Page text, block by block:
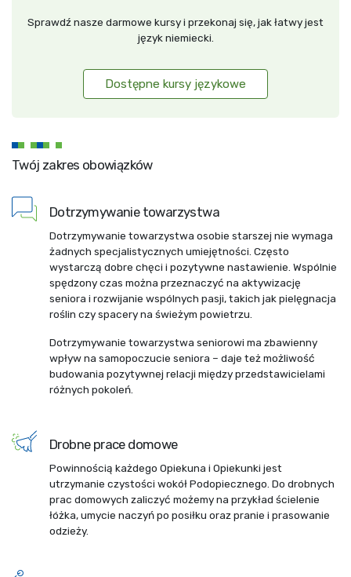
Sprawdź nasze darmowe kursy i przekonaj się, jak łatwy jest
język niemiecki.
Dostępne kursy językowe
Twój zakres obowiązków
Dotrzymywanie towarzystwa
Dotrzymywanie towarzystwa osobie starszej nie wymaga
żadnych specjalistycznych umiejętności. Często
wystarczą dobre chęci i pozytywne nastawienie. Wspólnie
spędzony czas można przeznaczyć na aktywizację
seniora i rozwijanie wspólnych pasji, takich jak pielęgnacja
roślin czy spacery na świeżym powietrzu.
Dotrzymywanie towarzystwa seniorowi ma zbawienny
wpływ na samopoczucie seniora – daje też możliwość
budowania pozytywnej relacji między przedstawicielami
różnych pokoleń.
Drobne prace domowe
Powinnością każdego Opiekuna i Opiekunki jest
utrzymanie czystości wokół Podopiecznego. Do drobnych
prac domowych zaliczyć możemy na przykład ścielenie
łóżka, umycie naczyń po posiłku oraz pranie i prasowanie
odzieży.